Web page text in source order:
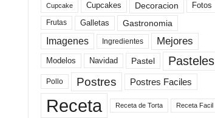
Cupcake Cupcakes Decoracion Fotos
Frutas Galletas Gastronomia
Imagenes Ingredientes Mejores
Modelos Navidad Pastel Pasteles
Pollo Postres Postres Faciles
Receta Receta de Torta Receta Facil